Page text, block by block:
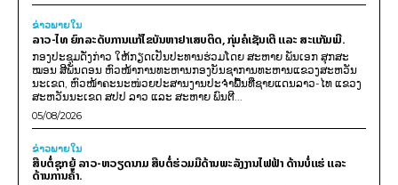
ຂ່າວພາຍ​ໃນ
ລາວ-ໄທ ຍົກລະດັບການແກ້ໄຂບັນຫາຢາເສບຕິດ, ກຸ່ມຄໍເຊັນເຕີ ແລະ ສະແກັມເມີ.
ກອງປະຊຸມດັ່ງກ່າວ ໃຫ້ກຽດເປັນປະທານຮ່ວມໂດຍ ສະຫາຍ ພັນເອກ ສຸກສະ
ໝອນ ສີພັນດອນ ຫົວໜ້າການທະຫານກອງບັນຊາການທະຫານແຂວງສະຫວັນ
ນະເຂດ, ຫົວໜ້າຄະນະໜ່ວຍປະສານງານປະຈຳພື້ນທີ່ຊາຍແດນລາວ-ໄທ ແຂວງ
ສະຫວັນນະເຂດ ສປປ ລາວ ແລະ ສະຫາຍ ພົນຕີ...
05/08/2026
ຂ່າວພາຍ​ໃນ
ສືບຕໍ່ຊຸກຍູ້ ລາວ-ຫວຽດນາມ ສືບຕໍ່ຮ່ວມມືດ້ານພະລັງງານໄຟຟ້າ ດ້ານບໍ່ແຮ່ ແລະ
ດ້ານການຄ້າ.